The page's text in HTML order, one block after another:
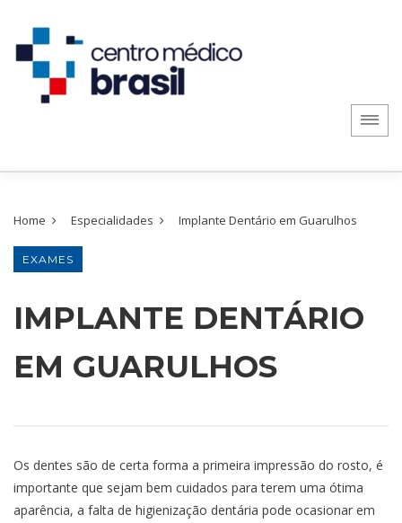
Home Especialidades Implante Dentário em Guarulhos
EXAMES
IMPLANTE DENTÁRIO
EM GUARULHOS
Os dentes são de certa forma a primeira impressão do rosto, é
importante que sejam bem cuidados para terem uma ótima
aparência, a falta de higienização dentária pode ocasionar em